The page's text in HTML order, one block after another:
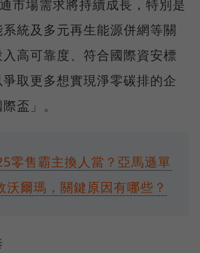
市場需求將持續成長，特別是
統及多元再生能源併網等關
高可靠度、符合國際資安標
取更多想實現淨零碳排的企
盃」。
零售霸主換人當？亞馬遜單
沃爾瑪，關鍵原因有哪些？